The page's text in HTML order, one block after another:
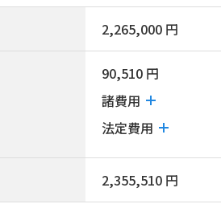
2,265,000 円
90,510 円
諸費用
法定費用
2,355,510 円